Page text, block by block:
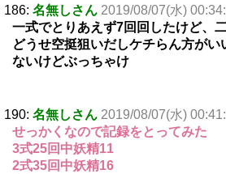
186: 名無しさん 2019/08/07(水)
一式でとりあえず7回回したけど、
どうせ空挺狙いだしケチらん方がい
ないけどぶっちゃけ
190: 名無しさん 2019/08/07(水)
せっかくなので記録をとってみた
3式25回中妖精11
2式35回中妖精16